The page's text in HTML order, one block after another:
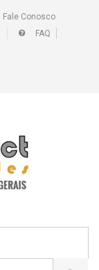
Fale Conosco
FAQ